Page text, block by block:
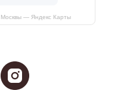
— Яндекс Карты